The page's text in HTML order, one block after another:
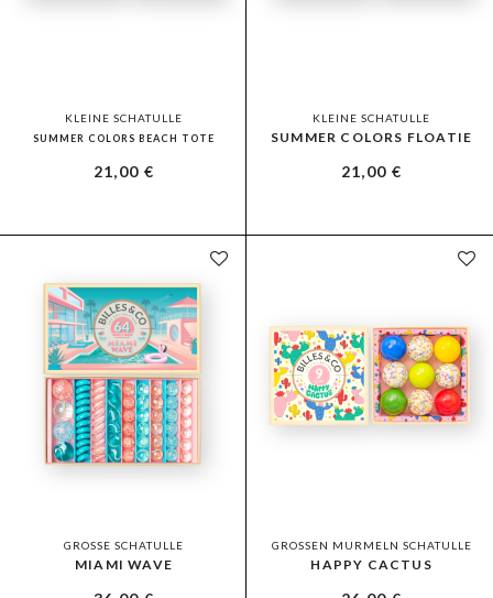
KLEINE SCHATULLE
SUMMER COLORS BEACH TOTE
21,00€
KLEINE SCHATULLE
SUMMER COLORS FLOATIE
21,00€
GROSSE SCHATULLE
MIAMI WAVE
GROSSEN MURMELN SCHATULLE
HAPPY CACTUS